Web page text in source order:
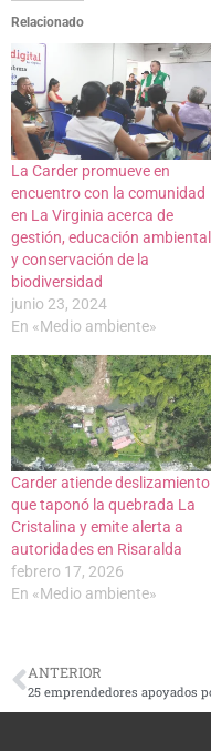
Relacionado
La Carder promueve en
encuentro con la comunidad
en La Virginia acerca de
gestión, educación ambiental
y conservación de la
biodiversidad
junio 23, 2024
En «Medio ambiente»
Carder atiende deslizamiento
que taponó la quebrada La
Cristalina y emite alerta a
autoridades en Risaralda
febrero 17, 2026
En «Medio ambiente»
ANTERIOR